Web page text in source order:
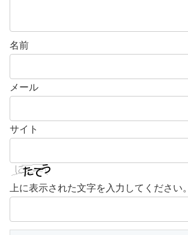
名前
メール
サイト
上に表示された文字を入力してください。